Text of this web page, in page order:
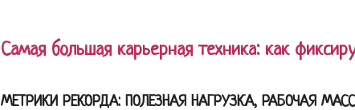
Самая большая карьерная техника: как
МЕТРИКИ РЕКОРДА: ПОЛЕЗНАЯ НАГРУЗКА, РАБОЧАЯ